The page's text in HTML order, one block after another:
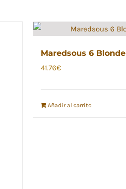
Maredsous 6 Blonde
41.76€
Añadir al carrito